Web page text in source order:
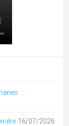
16/07/2026